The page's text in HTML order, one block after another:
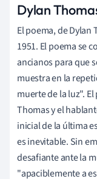
Dylan
El poema, de
1951. El poema se
ancianos para que
muestra en la
muerte de la luz".
Thomas y el
inicial de la última
es inevitable. Sin
desafiante ante la
"apaciblemente a